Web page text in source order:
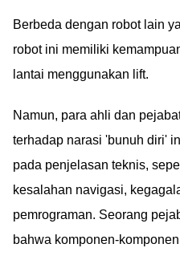
panduan
koin jadi pulsa,
voucher
Berbeda dengan robot lain
robot ini memiliki
lantai menggunakan lift.
Namun, para ahli dan
terhadap narasi 'bunuh diri'
pada penjelasan teknis,
kesalahan navigasi,
pemrograman. Seorang
bahwa komponen-